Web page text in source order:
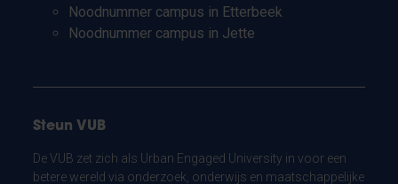
Noodnummer campus in Etterbeek
Noodnummer campus in Jette
Steun VUB
De VUB zet zich als Urban Engaged University in voor een
betere wereld via onderzoek, onderwijs en maatschappelijke